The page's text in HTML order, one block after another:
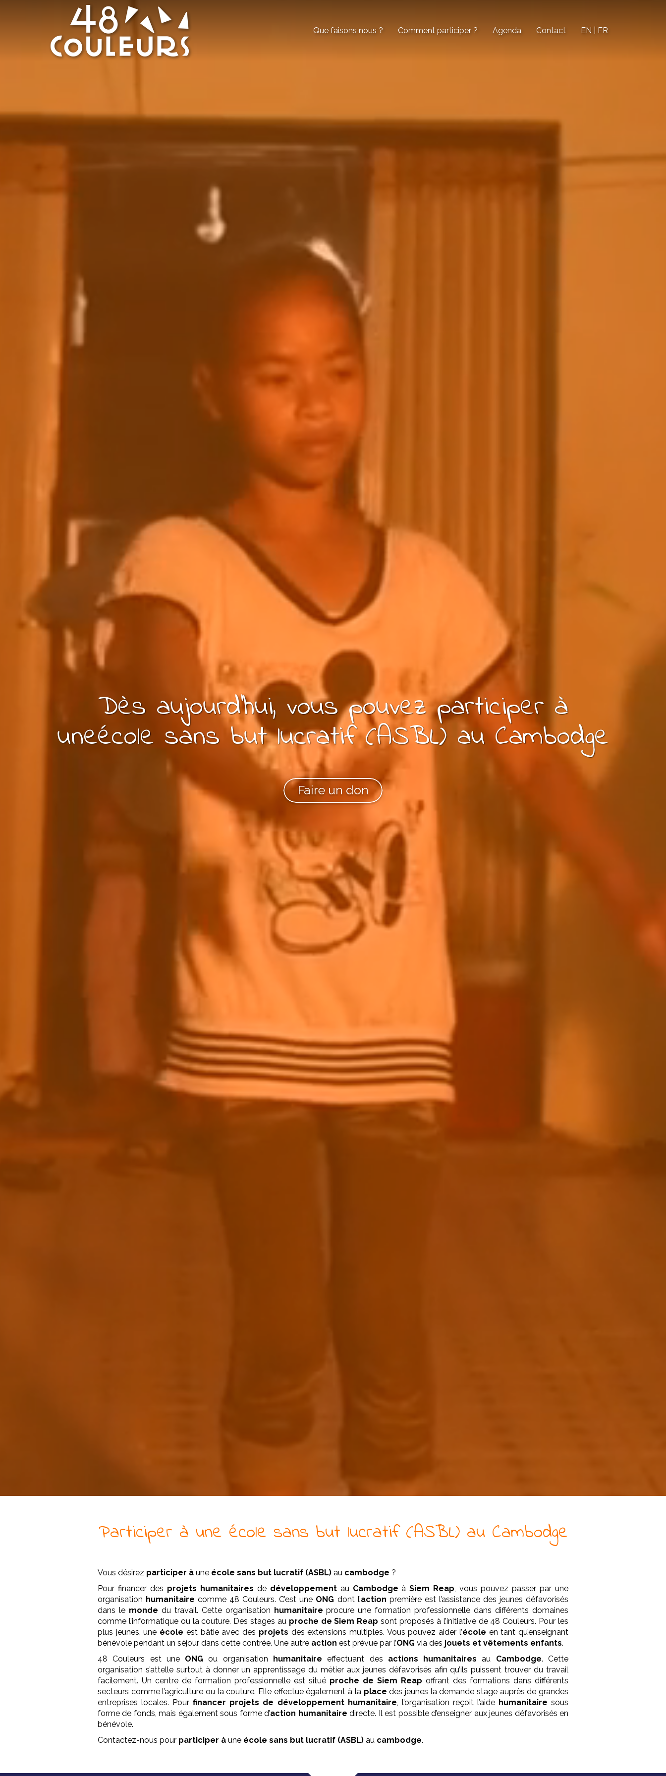
Que faisons nous ? Comment participer ? Agenda Contact EN | FR
Dès aujourd'hui, vous pouvezparticiper à
uneécole sans but lucratif (ASBL)au Cambodge
Faire un don
Participer à une école sans but lucratif (ASBL)au Cambodge
Vous désirez participer à une école sans but lucratif (ASBL) au cambodge ?
Pour financer des projets humanitaires de développementau Cambodge àSiem Reap, vous pouvez passer par une
organisation humanitaire comme 48 Couleurs. C’est une ONG dont l’action première est l’assistance des jeunes défavorisés
dans le monde du travail. Cette organisation humanitaire procure une formation professionnelle dans différents domaines
comme l’informatique ou la couture. Des stages au proche de Siem Reap sont proposés à l’initiative de 48 Couleurs. Pour les
plus jeunes, une école est bâtie avec des projets des extensions multiples. Vous pouvez aider l’école en tant qu’enseignant
bénévole pendant un séjour dans cette contrée. Une autre action est prévue par l’ONG via des jouets et vêtements enfants.
48 Couleurs est une ONG ou organisation humanitaire effectuant des actions humanitaires au Cambodge. Cette
organisation s’attelle surtout à donner un apprentissage du métier aux jeunes défavorisés afin qu’ils puissent trouver du travail
facilement. Un centre de formation professionnelle est situé proche de Siem Reap offrant des formations dans différents
secteurs comme l’agriculture ou la couture. Elle effectue également à la place des jeunes la demande stage auprès de grandes
entreprises locales. Pourfinancer projets de développement humanitaire, l’organisation reçoit l’aide humanitaire sous
forme de fonds, mais également sous forme d’action humanitaire directe. Il est possible d’enseigner aux jeunes défavorisés en
bénévole.
Contactez-nous pour participer à une école sans but lucratif (ASBL) au cambodge.